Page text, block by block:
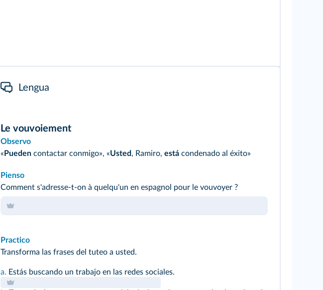
Lengua
Le vouvoiement
Observo
«Pueden contactar conmigo», «Usted, Ramiro, está condenado al éxito»
Pienso
Comment s'adresse-t-on à quelqu'un en espagnol pour le vouvoyer ?
Practico
Transforma las frases del tuteo a usted.
a. Estás buscando un trabajo en las redes sociales.